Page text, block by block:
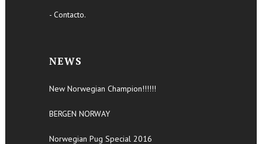
- Contacto.
NEWS
New Norwegian Champion!!!!!!
BERGEN NORWAY
Norwegian Pug Special 2016